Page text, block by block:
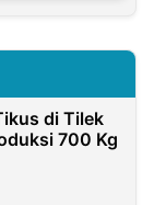
di Tilek
700 Kg